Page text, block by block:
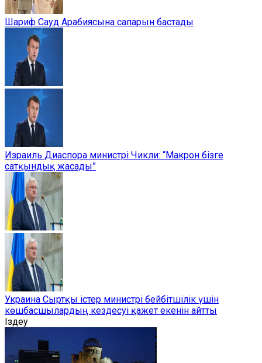
Шариф Сауд Арабиясына сапарын бастады
Израиль Диаспора министрі Чикли: “Макрон бізге
сатқындық жасады”
Украина Сыртқы істер министрі бейбітшілік үшін
көшбасшылардың кездесуі қажет екенін айтты
Іздеу